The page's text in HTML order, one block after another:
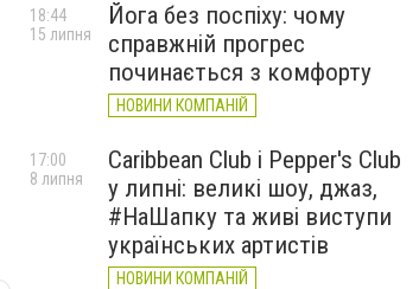
Йога без поспіху: чому
справжній прогрес
починається з комфорту
НОВИНИ КОМПАНІЙ
18:44
15 липня
Caribbean Club і Pepper's Club
у липні: великі шоу, джаз,
#НаШапку та живі виступи
українських артистів
НОВИНИ КОМПАНІЙ
17:00
8 липня